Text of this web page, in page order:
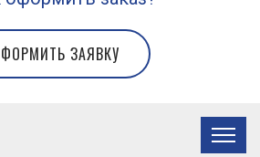
ЗАЯВКУ